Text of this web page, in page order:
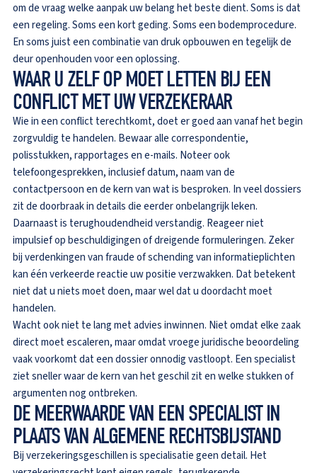
om de vraag welke aanpak uw belang het beste dient. Soms is dat
een regeling. Soms een kort geding. Soms een bodemprocedure.
En soms juist een combinatie van druk opbouwen en tegelijk de
deur openhouden voor een oplossing.
WAAR U ZELF OP MOET LETTEN BIJ EEN
CONFLICT MET UW VERZEKERAAR
Wie in een conflict terechtkomt, doet er goed aan vanaf het begin
zorgvuldig te handelen. Bewaar alle correspondentie,
polisstukken, rapportages en e-mails. Noteer ook
telefoongesprekken, inclusief datum, naam van de
contactpersoon en de kern van wat is besproken. In veel dossiers
zit de doorbraak in details die eerder onbelangrijk leken.
Daarnaast is terughoudendheid verstandig. Reageer niet
impulsief op beschuldigingen of dreigende formuleringen. Zeker
bij verdenkingen van fraude of schending van informatieplichten
kan één verkeerde reactie uw positie verzwakken. Dat betekent
niet dat u niets moet doen, maar wel dat u doordacht moet
handelen.
Wacht ook niet te lang met advies inwinnen. Niet omdat elke zaak
direct moet escaleren, maar omdat vroege juridische beoordeling
vaak voorkomt dat een dossier onnodig vastloopt. Een specialist
ziet sneller waar de kern van het geschil zit en welke stukken of
argumenten nog ontbreken.
DE MEERWAARDE VAN EEN SPECIALIST IN
PLAATS VAN ALGEMENE RECHTSBIJSTAND
Bij verzekeringsgeschillen is specialisatie geen detail. Het